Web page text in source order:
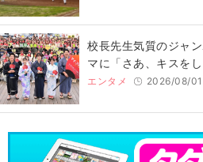
校長先生気質のジャ
マに「さあ、キスをし
エンタメ 2026/08/01